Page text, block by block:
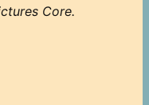
Core.